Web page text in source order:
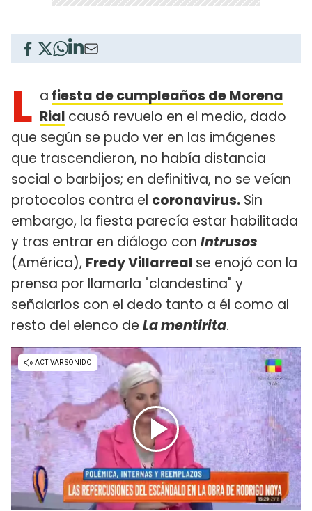
L a fiesta de cumpleaños de Morena
Rial causó revuelo en el medio, dado
que según se pudo ver en las imágenes
que trascendieron, no había distancia
social o barbijos; en definitiva, no se veían
protocolos contra el coronavirus. Sin
embargo, la fiesta parecía estar habilitada
y tras entrar en diálogo con Intrusos
(América), Fredy Villarreal se enojó con la
prensa por llamarla "clandestina" y
señalarlos con el dedo tanto a él como al
resto del elenco de La mentirita.